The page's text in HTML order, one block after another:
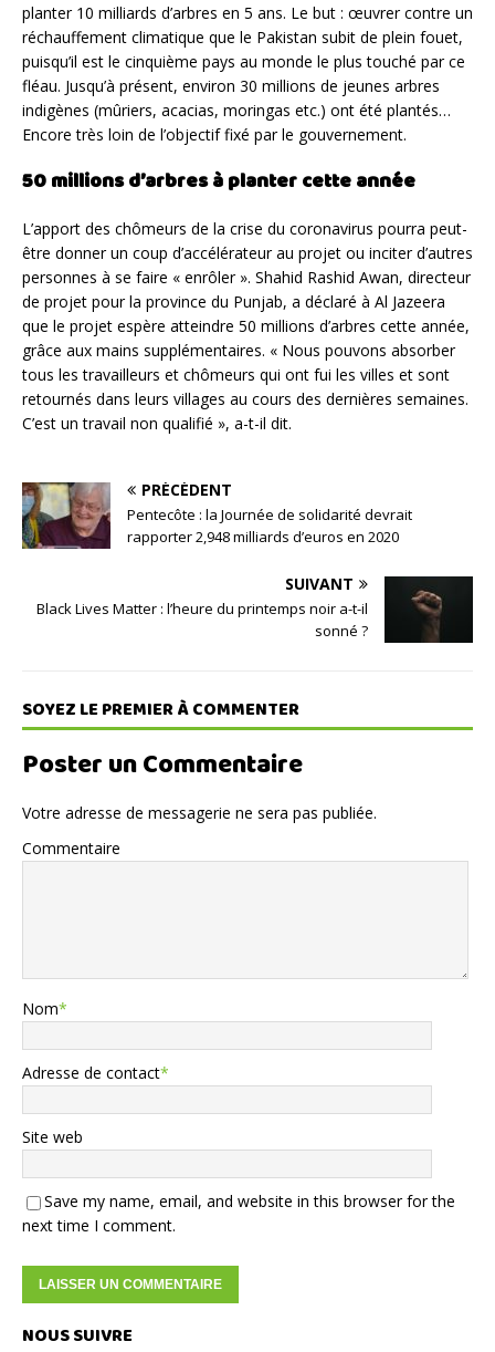
planter 10 milliards d’arbres en 5 ans. Le but : œuvrer contre un
réchauffement climatique que le Pakistan subit de plein fouet,
puisqu’il est le cinquième pays au monde le plus touché par ce
fléau. Jusqu’à présent, environ 30 millions de jeunes arbres
indigènes (mûriers, acacias, moringas etc.) ont été plantés…
Encore très loin de l’objectif fixé par le gouvernement.
50 millions d’arbres à planter cette année
L’apport des chômeurs de la crise du coronavirus pourra peut-
être donner un coup d’accélérateur au projet ou inciter d’autres
personnes à se faire « enrôler ». Shahid Rashid Awan, directeur
de projet pour la province du Punjab, a déclaré à Al Jazeera
que le projet espère atteindre 50 millions d’arbres cette année,
grâce aux mains supplémentaires. « Nous pouvons absorber
tous les travailleurs et chômeurs qui ont fui les villes et sont
retournés dans leurs villages au cours des dernières semaines.
C’est un travail non qualifié », a-t-il dit.
PRÉCÉDENT
Pentecôte : la Journée de solidarité devrait
rapporter 2,948 milliards d’euros en 2020
SUIVANT
Black Lives Matter : l’heure du printemps noir a-t-il
sonné ?
SOYEZ LE PREMIER À COMMENTER
Poster un Commentaire
Votre adresse de messagerie ne sera pas publiée.
Commentaire
Nom*
Adresse de contact*
Site web
Save my name, email, and website in this browser for the
next time I comment.
NOUS SUIVRE